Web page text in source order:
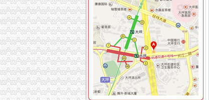
重庆尊博贸易有限公司 渝江 （工商注册）
重庆市罗云科技有限公司 渝北 工商注册
重庆展优科技有限公司 渝中3万 （工商注
重庆盛旗投资咨询有限公司 渝中10万 （
重庆灵娱科技有限公司 渝北3万 （工商注
重庆尊盟财务管理有限公司 渝北10万 （
重庆市冰岛科技发展有限公司 渝沙50万
巴国城海关
【连云港100-300元二手电子数码-交换
重庆38个区（县）经济实力排行榜出炉,
金科太海岸联排别墅总价250万-导购-重庆
重庆38个区县新GDP排行榜出炉,永川排名
重庆恒冠塑胶有限公司|新招聘信息—中国
从巴国城到海关怎么走？坐什么车？_【
【重庆从海关到巴国城路口（九龙坡公检
海关到绿韵康城南（巴国城）公交_怎么